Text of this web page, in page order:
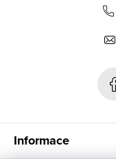
Informace